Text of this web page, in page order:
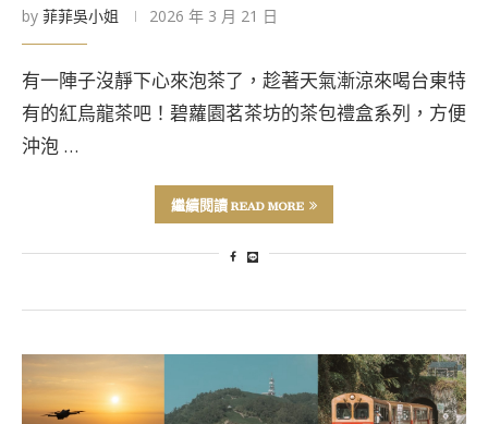
by 菲菲吳小姐 2026 年 3 月 21 日
有一陣子沒靜下心來泡茶了，趁著天氣漸涼來喝台東特
有的紅烏龍茶吧！碧蘿園茗茶坊的茶包禮盒系列，方便
沖泡 …
繼續閱讀 READ MORE